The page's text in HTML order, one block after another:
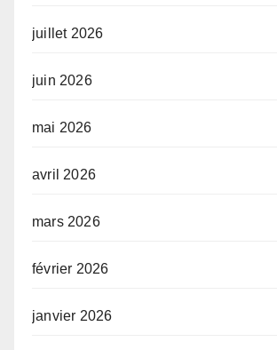
juillet 2026
juin 2026
mai 2026
avril 2026
mars 2026
février 2026
janvier 2026